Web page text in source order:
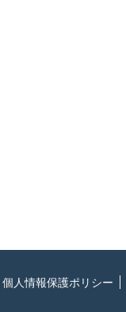
個人情報保護ポリシー